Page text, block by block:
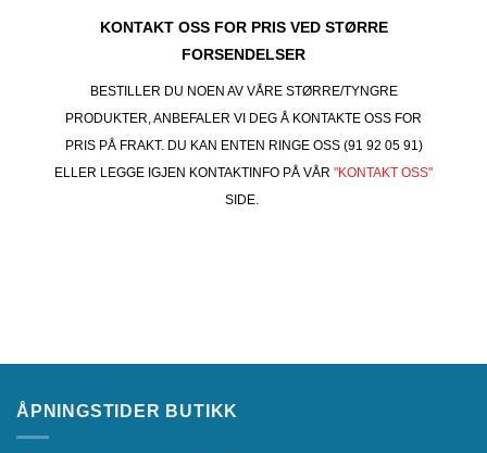
KONTAKT OSS FOR PRIS VED STØRRE
FORSENDELSER
BESTILLER DU NOEN AV VÅRE STØRRE/TYNGRE
PRODUKTER, ANBEFALER VI DEG Å KONTAKTE OSS FOR
PRIS PÅ FRAKT. DU KAN ENTEN RINGE OSS (91 92 05 91)
ELLER LEGGE IGJEN KONTAKTINFO PÅ VÅR "KONTAKT OSS"
SIDE.
ÅPNINGSTIDER BUTIKK